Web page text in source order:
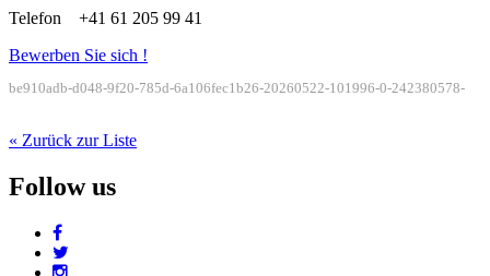
Telefon +41 61 205 99 41
Bewerben Sie sich !
be910adb-d048-9f20-785d-6a106fec1b26-20260522-101996-0-242380578-
« Zurück zur Liste
Follow us